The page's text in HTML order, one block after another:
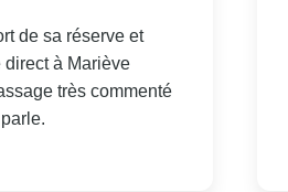
de sa réserve et
à Mariève
très commenté